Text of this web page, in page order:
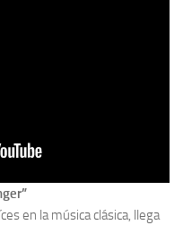
en la música clásica, llega